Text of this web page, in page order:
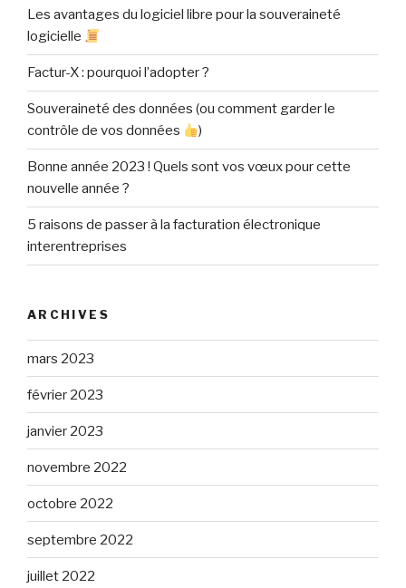
Les avantages du logiciel libre pour la souveraineté
logicielle
Factur-X : pourquoi l’adopter ?
Souveraineté des données (ou comment garder le
contrôle de vos données
)
Bonne année 2023 ! Quels sont vos vœux pour cette
nouvelle année ?
5 raisons de passer à la facturation électronique
interentreprises
ARCHIVES
mars 2023
février 2023
janvier 2023
novembre 2022
octobre 2022
septembre 2022
juillet 2022